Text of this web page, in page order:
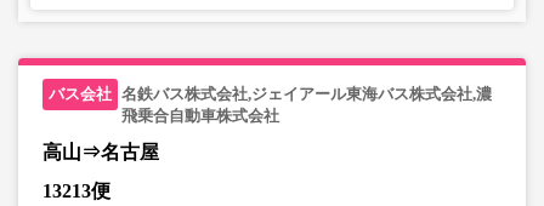
名鉄バス株式会社,ジェイアール東海バス株式会社,濃
飛乗合自動車株式会社
高山⇒名古屋
13213便